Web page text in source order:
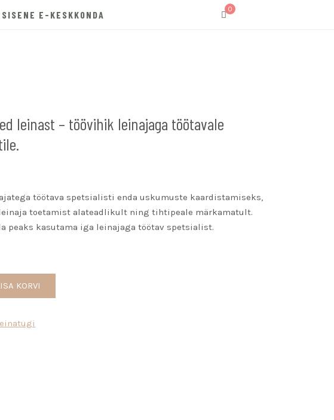
SISENE E-KESKKONDA 0
leinast – töövihik leinajaga töötavale
töötava spetsialisti enda uskumuste kaardistamiseks,
toetamist alateadlikult ning tihtipeale märkamatult.
peaks kasutama iga leinajaga töötav spetsialist.
KORVI